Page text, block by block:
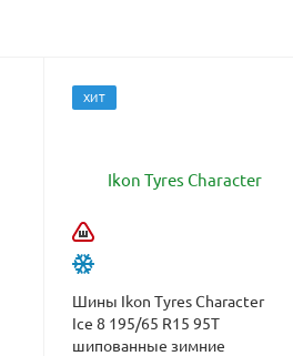
ХИТ
Шины Ikon Tyres Character
Ice 8 195/65 R15 95T
шипованные зимние